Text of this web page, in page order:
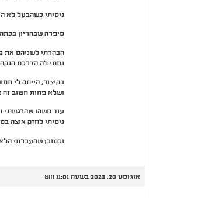
ניסיתי כשהבעל לא
סיפרה שבהריון
הבהרתי לשניהם את 3 חוקי ההנקה- שקודם כל הכי חשוב האוכל של התינוק וכו…
נתתי לה הדרכת
בקיצור, הייתה לי
ושלא פחות חשוב
עוד משהו שהרגשתי
ניסיתי לחזק אוצה
וכמובן שהעברתי
אוגוסט 20, 2023 בשעה 11:01 am